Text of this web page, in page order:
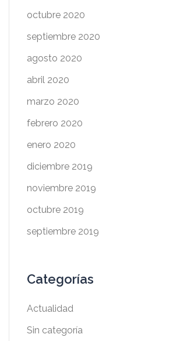
octubre 2020
septiembre 2020
agosto 2020
abril 2020
marzo 2020
febrero 2020
enero 2020
diciembre 2019
noviembre 2019
octubre 2019
septiembre 2019
Categorías
Actualidad
Sin categoría